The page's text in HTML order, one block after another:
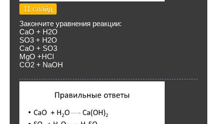
11 слайд
Закончите уравнения реакции:
СаO + H2O
SO3 + H2O
CaO + SO3
MgO +HCl
CO2 + NaOH